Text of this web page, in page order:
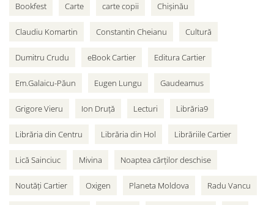
Bookfest Carte carte copii Chișinău
Claudiu Komartin Constantin Cheianu Cultură
Dumitru Crudu eBook Cartier Editura Cartier
Em.Galaicu-Păun Eugen Lungu Gaudeamus
Grigore Vieru Ion Druță Lecturi Librăria9
Librăria din Centru Librăria din Hol Librăriile Cartier
Lică Sainciuc Mivina Noaptea cărților deschise
Noutăți Cartier Oxigen Planeta Moldova Radu Vancu